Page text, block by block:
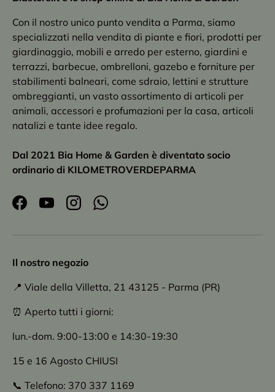
Con il nostro unico punto vendita a Parma, siamo
specializzati nella vendita di piante e fiori, prodotti per
giardinaggio, mobili e arredo per esterno, giardini e
terrazzi, barbecue, ombrelloni, gazebo e forniture per
stabilimenti balneari, come sdraio, lettini e strutture
ombreggianti, un vasto assortimento di articoli per
animali, accessori e profumazioni per la casa, articoli
natalizi e tante idee regalo.
Dal 2021 Bia Home & Garden è diventato socio
ordinario di KILOMETROVERDEPARMA
FacebookYouTubeInstagramWhatsApp
Il nostro negozio
📍 Viale della Villetta, 21 43125 - Parma (PR)
⏰ Aperto tutti i giorni:
lun.-dom. 9:00-13:00 e 14:30-19:30
15 e 16 Agosto CHIUSI
📞 Telefono: 370 337 1169